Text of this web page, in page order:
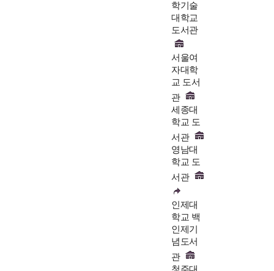
학기술
대학교
도서관
서울여
자대학
교 도서
관
세종대
학교 도
서관
영남대
학교 도
서관
인제대
학교 백
인제기
념도서
관